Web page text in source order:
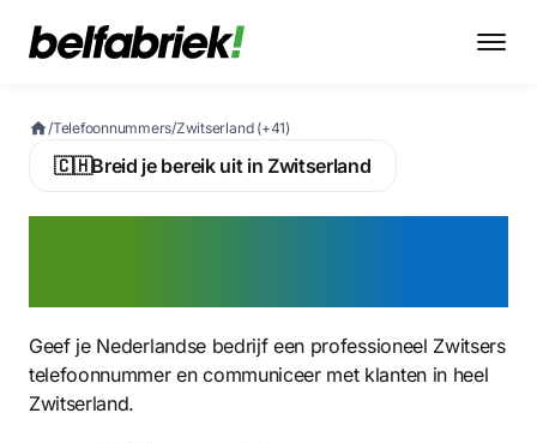
/Telefoonnummers/Zwitserland (+41)
🇨🇭Breid je bereik uit in Zwitserland
Geef je Nederlandse bedrijf een professioneel Zwitsers
telefoonnummer en communiceer met klanten in heel
Zwitserland.